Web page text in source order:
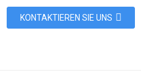
KONTAKTIEREN SIE UNS